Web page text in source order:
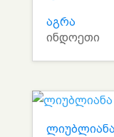
აგრა
ინდოეთი
ლიუბლიანა